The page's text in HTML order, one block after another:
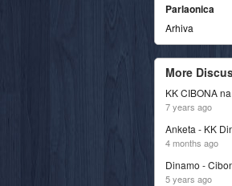
Parlaonica
Arhiva
More
KK CIBONA
7 years ago
Anketa - KK
4 months ago
Dinamo -
5 years ago